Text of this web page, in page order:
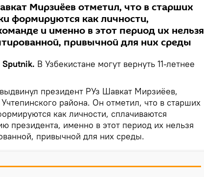
Мирзиёев отметил, что в старших
формируются как личности,
и именно в этот период их нельзя
привычной для них среды
В Узбекистане могут вернуть 11-летнее
президент РУз Шавкат Мирзиёев,
района. Он отметил, что в старших
как личности, сплачиваются
президента, именно в этот период их нельзя
привычной для них среды.